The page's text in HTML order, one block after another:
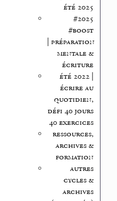
été 2025
#2025
#boost
| préparation
mentale &
écriture
été 2022 |
écrire au
quotidien,
défi 40 jours
40 exercices
ressources,
archives &
formation
autres
cycles &
archives